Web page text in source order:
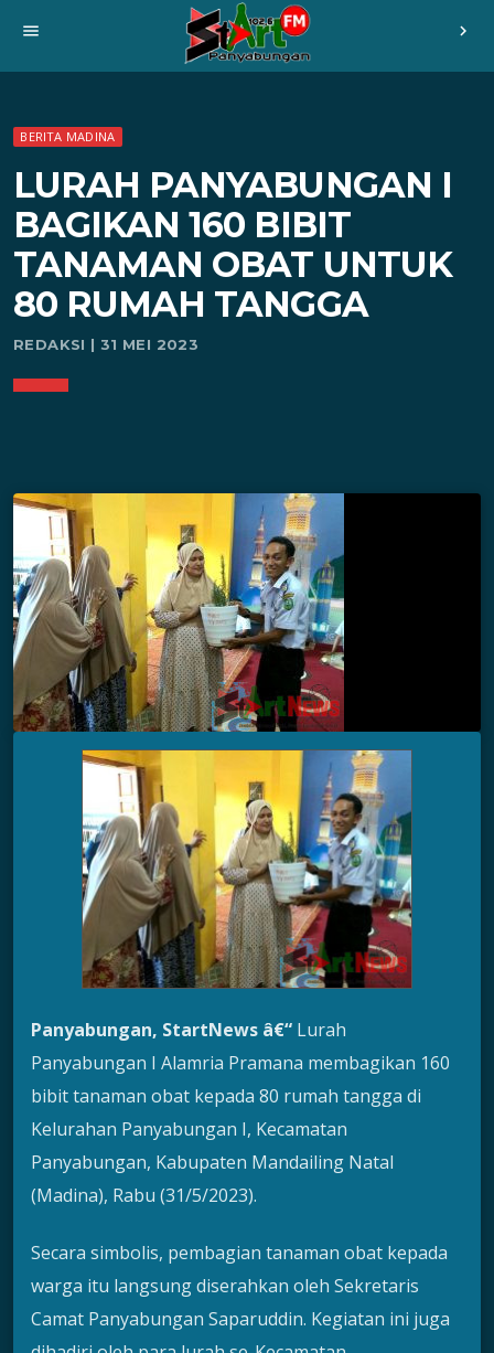
menu chevron_right
BERITA MADINA
LURAH PANYABUNGAN I
BAGIKAN 160 BIBIT
TANAMAN OBAT UNTUK
80 RUMAH TANGGA
REDAKSI | 31 MEI 2023
Panyabungan, StartNews â€“ Lurah
Panyabungan I Alamria Pramana membagikan 160
bibit tanaman obat kepada 80 rumah tangga di
Kelurahan Panyabungan I, Kecamatan
Panyabungan, Kabupaten Mandailing Natal
(Madina), Rabu (31/5/2023).
Secara simbolis, pembagian tanaman obat kepada
warga itu langsung diserahkan oleh Sekretaris
Camat Panyabungan Saparuddin. Kegiatan ini juga